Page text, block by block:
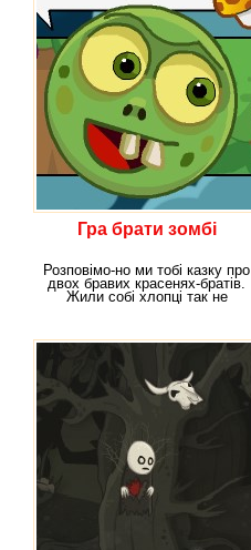
Гра брати зомбі
Розповімо-но ми тобі казку про
двох бравих красенях-братів.
Жили собі хлопці так не